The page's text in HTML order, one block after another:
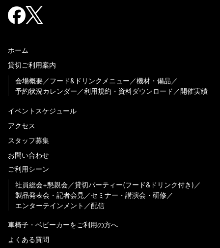
ホーム
貸切ご利用案内
会場概要
フード&ドリンクメニュー
機材・備品
予約状況カレンダー
利用規約・資料ダウンロード 開催実績
イベントスケジュール
アクセス
スタッフ募集
お問い合わせ
ご利用シーン
社員総会+懇親会
貸切パーティー(フード&ドリンク付き)
製品発表会・記者会見
セミナー・講演会・研修
エンターテインメント
配信
車椅子・ベビーカーをご利用の方へ
よくある質問